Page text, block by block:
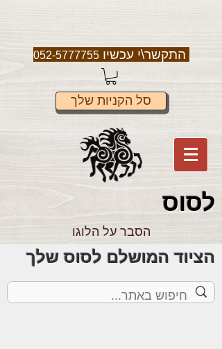
התקשר\י עכשיו052-5777755
סל הקניות שלך
לסוס
הסבר על הלוגו
הציוד המושלם לסוס שלך